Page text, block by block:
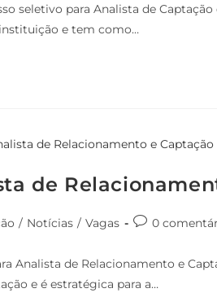
seletivo para Analista de Captação
e tem como…
de
/ Notícias / Vagas 0
Analista de Relacionamento e
e é estratégica para a…